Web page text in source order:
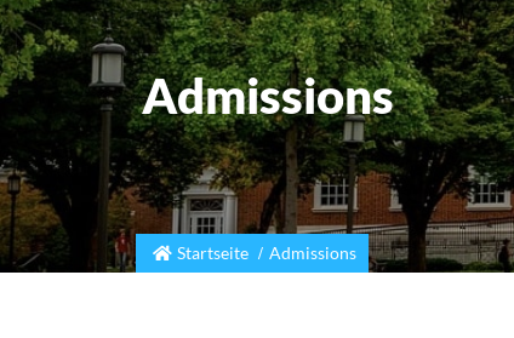
Admissions
Startseite Admissions